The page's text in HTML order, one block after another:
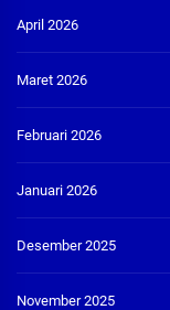
April 2026
Maret 2026
Februari 2026
Januari 2026
Desember 2025
November 2025